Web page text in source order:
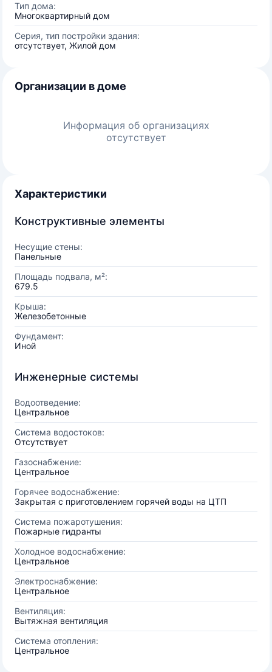
Тип дома:
Многоквартирный дом
Серия, тип постройки здания:
отсутствует, Жилой дом
Организации в доме
Информация об организациях
отсутствует
Характеристики
Конструктивные элементы
Несущие стены:
Панельные
Площадь подвала, м²:
679.5
Крыша:
Железобетонные
Фундамент:
Иной
Инженерные системы
Водоотведение:
Центральное
Система водостоков:
Отсутствует
Газоснабжение:
Центральное
Горячее водоснабжение:
Закрытая с приготовлением горячей воды на ЦТП
Система пожаротушения:
Пожарные гидранты
Холодное водоснабжение:
Центральное
Электроснабжение:
Центральное
Вентиляция:
Вытяжная вентиляция
Система отопления:
Центральное